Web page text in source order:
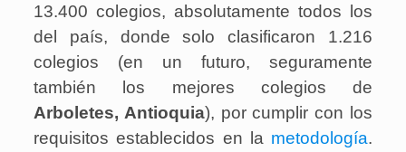
13.400 colegios, absolutamente todos los
del país, donde solo clasificaron 1.216
colegios (en un futuro, seguramente
también los mejores colegios de
Arboletes, Antioquia), por cumplir con los
requisitos establecidos en la metodología.